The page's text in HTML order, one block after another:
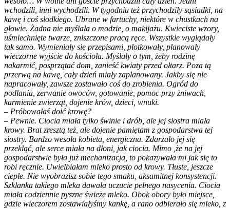
wchodzili, inni wychodzili. W tygodniu też przychodziły sąsiadki, na
kawę i coś słodkiego. Ubrane w fartuchy, niektóre w chustkach na
głowie. Żadna nie myślała o modzie, o makijażu. Kwieciste wzory,
uśmiechnięte twarze, zniszczone pracą ręce. Wszystkie wyglądały
tak samo. Wymieniały się przepisami, plotkowały, planowały
wieczorne wyjście do kościoła. Myślały o tym, żeby rodzinę
nakarmić, posprzątać dom, zanieść kwiaty przed ołtarz. Poza tą
przerwą na kawę, cały dzień miały zaplanowany. Jakby się nie
napracowały, zawsze zostawało coś do zrobienia. Ogród do
podlania, zerwanie owoców, gotowanie, pomoc przy żniwach,
karmienie zwierząt, dojenie krów, dzieci, wnuki.
– Próbowałaś doić krowę?
– Pewnie. Ciocia miała tylko świnie i drób, ale jej siostra miała
krowy. Brat zresztą też, ale dojenie pamiętam z gospodarstwa tej
siostry. Bardzo wesoła kobieta, energiczna. Zdarzało jej się
przekląć, ale serce miała na dłoni, jak ciocia. Mimo ,że na jej
gospodarstwie była już mechanizacja, to pokazywała mi jak się to
robi ręcznie. Uwielbiałam mleko prosto od krowy. Tłuste, jeszcze
ciepłe. Nie wyobrazisz sobie tego smaku, aksamitnej konsystencji.
Szklanka takiego mleka dawała uczucie pełnego nasycenia. Ciocia
miała codziennie pyszne świeże mleko. Obok obory było miejsce,
gdzie wieczorem zostawiałyśmy kankę, a rano odbierało się mleko, z